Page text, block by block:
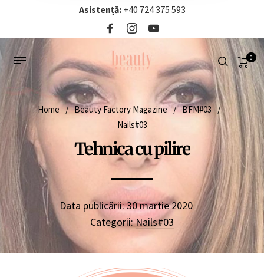
Asistență: +40 724 375 593‬
0
Home / Beauty Factory Magazine / BFM#03 /
Nails#03
Tehnica cu pilire
Data publicării:30 martie 2020
Categorii:Nails#03